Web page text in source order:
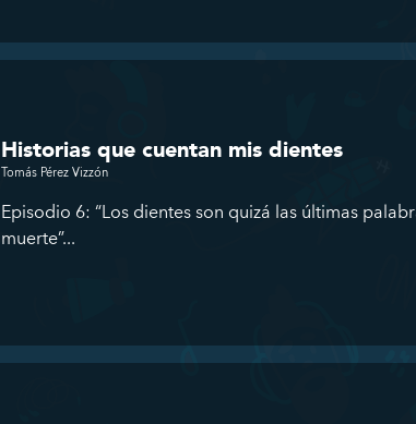
Historias que cuentan mis dientes
Tomás Pérez Vizzón
Episodio 6: “Los dientes son quizá las últimas
muerte”...